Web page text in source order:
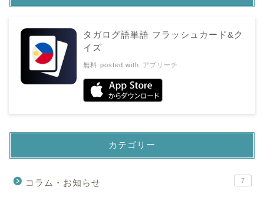
タガログ語単語 フラッシュカード&ク
イズ
無料 posted with アプリーチ
カテゴリー
コラム・お知らせ 7